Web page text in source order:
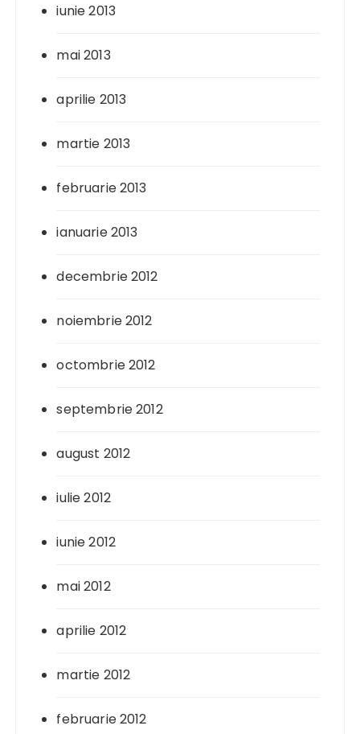
iunie 2013
mai 2013
aprilie 2013
martie 2013
februarie 2013
ianuarie 2013
decembrie 2012
noiembrie 2012
octombrie 2012
septembrie 2012
august 2012
iulie 2012
iunie 2012
mai 2012
aprilie 2012
martie 2012
februarie 2012